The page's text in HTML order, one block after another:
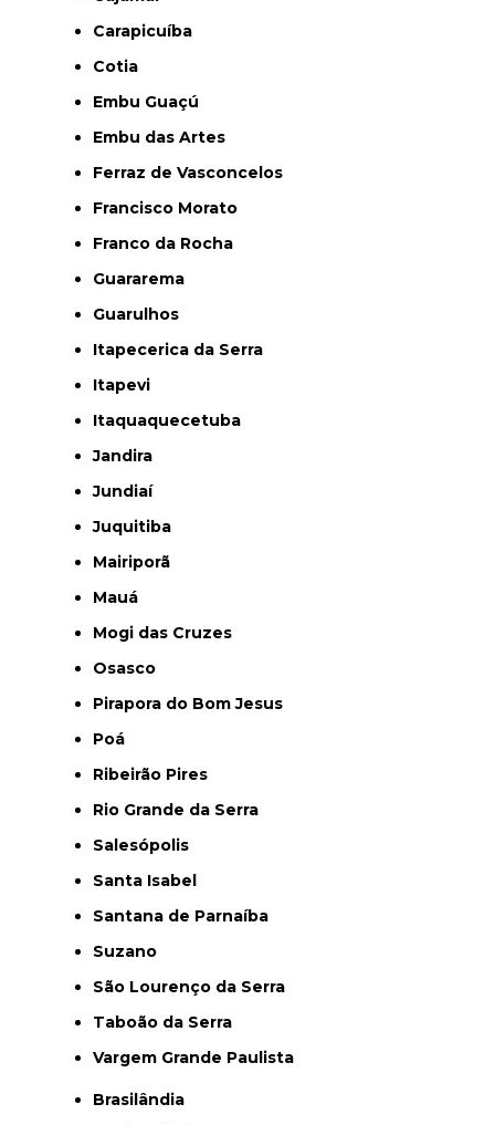
Carapicuíba
Cotia
Embu Guaçú
Embu das Artes
Ferraz de Vasconcelos
Francisco Morato
Franco da Rocha
Guararema
Guarulhos
Itapecerica da Serra
Itapevi
Itaquaquecetuba
Jandira
Jundiaí
Juquitiba
Mairiporã
Mauá
Mogi das Cruzes
Osasco
Pirapora do Bom Jesus
Poá
Ribeirão Pires
Rio Grande da Serra
Salesópolis
Santa Isabel
Santana de Parnaíba
Suzano
São Lourenço da Serra
Taboão da Serra
Vargem Grande Paulista
Brasilândia